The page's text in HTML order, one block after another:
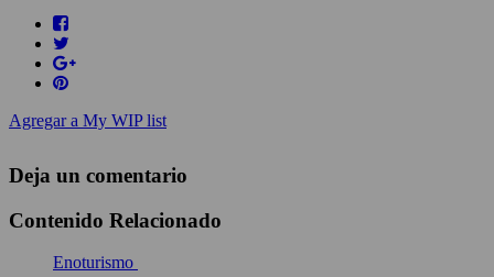
Agregar a My WIP list
Deja un comentario
Contenido Relacionado
Enoturismo